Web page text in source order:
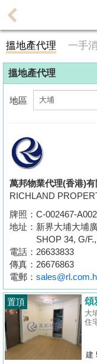
主
頁
樓/
交
業
主
放
盤
谷
按
揭
地
產
博
搵地產代理 一手
搵地產代理
地區
萬邦物業代理(香港)有
RICHLAND
牌照： C-002467-A002
地址： 新界大埔大埔
SHOP 34, G/
電話： 26633833
傳真： 26676863
電郵：
置頂 頌
大
住
建